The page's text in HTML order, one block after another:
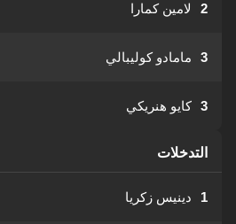
2 لامين كمارا
3 مامادو كوليبالي
3 كايو هنريكي
التدخلات
1 دينيس زكريا